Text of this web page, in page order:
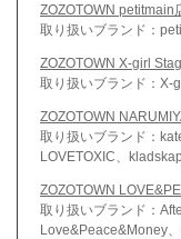
ZOZOTOWN petitmain
取り扱いブランド：
ZOZOTOWN X-girl
取り扱いブランド：X-
ZOZOTOWN
取り扱いブランド：
LOVETOXIC、
ZOZOTOWN
取り扱いブランド：
Love&Peace&Money